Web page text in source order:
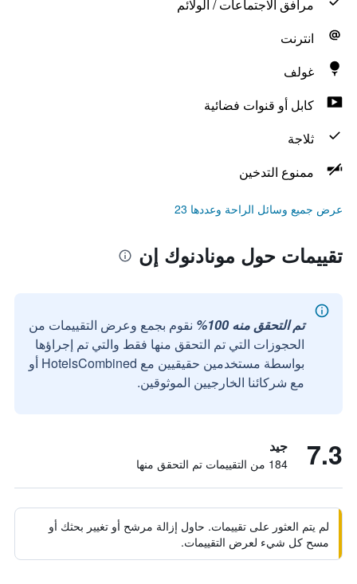
مرافق الاجتماعات / الولائم
انترنت
غولف
كابل أو قنوات فضائية
ثلاجة
ممنوع التدخين
عرض جميع وسائل الراحة وعددها 23
تقييمات حول مونادنوك إن
تم التحقق منه 100%
نقوم بجمع وعرض التقييمات من
الحجوزات التي تم التحقق منها فقط والتي تم إجراؤها
بواسطة مستخدمين حقيقيين مع HotelsCombined أو
مع شركائنا الخارجيين الموثوقين.
7.3 جيد
184 من التقييمات تم التحقق منها
لم يتم العثور على تقييمات. حاول إزالة مرشح أو تغيير بحثك أو
مسح كل شيء لعرض التقييمات.